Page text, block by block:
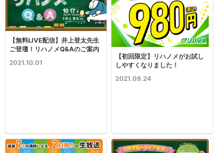
【無料LIVE配信】井上登太先生
ご登壇！リハノメQ&Aのご案内
2021.10.01
【初回限定】リハノメがお試し
しやすくなりました！
2021.09.24